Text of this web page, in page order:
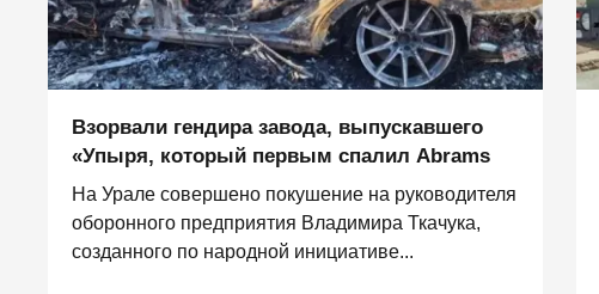
Взорвали гендира завода, выпускавшего
«Упыря, который первым спалил Abrams
На Урале совершено покушение на руководителя
оборонного предприятия Владимира Ткачука,
созданного по народной инициативе...